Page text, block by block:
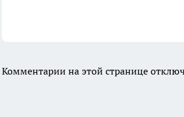
Комментарии на этой странице